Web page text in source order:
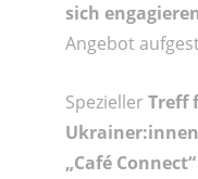
sich
Angebot
Spezieller Treff
„Café Connect“